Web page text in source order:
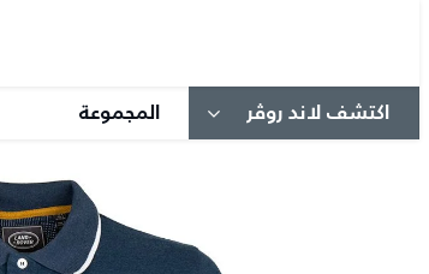
اكتشف لاند روڤر المجموعة